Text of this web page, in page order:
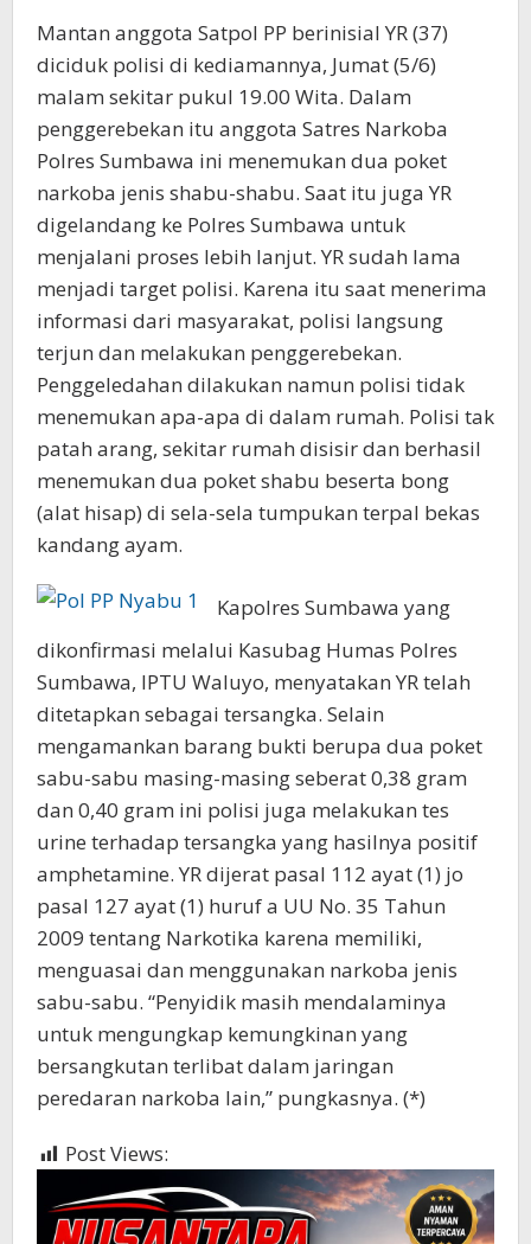
Mantan anggota Satpol PP berinisial YR (37)
diciduk polisi di kediamannya, Jumat (5/6)
malam sekitar pukul 19.00 Wita. Dalam
penggerebekan itu anggota Satres Narkoba
Polres Sumbawa ini menemukan dua poket
narkoba jenis shabu-shabu. Saat itu juga YR
digelandang ke Polres Sumbawa untuk
menjalani proses lebih lanjut. YR sudah lama
menjadi target polisi. Karena itu saat menerima
informasi dari masyarakat, polisi langsung
terjun dan melakukan penggerebekan.
Penggeledahan dilakukan namun polisi tidak
menemukan apa-apa di dalam rumah. Polisi tak
patah arang, sekitar rumah disisir dan berhasil
menemukan dua poket shabu beserta bong
(alat hisap) di sela-sela tumpukan terpal bekas
kandang ayam.
Kapolres Sumbawa yang
dikonfirmasi melalui Kasubag Humas Polres
Sumbawa, IPTU Waluyo, menyatakan YR telah
ditetapkan sebagai tersangka. Selain
mengamankan barang bukti berupa dua poket
sabu-sabu masing-masing seberat 0,38 gram
dan 0,40 gram ini polisi juga melakukan tes
urine terhadap tersangka yang hasilnya positif
amphetamine. YR dijerat pasal 112 ayat (1) jo
pasal 127 ayat (1) huruf a UU No. 35 Tahun
2009 tentang Narkotika karena memiliki,
menguasai dan menggunakan narkoba jenis
sabu-sabu. “Penyidik masih mendalaminya
untuk mengungkap kemungkinan yang
bersangkutan terlibat dalam jaringan
peredaran narkoba lain,” pungkasnya. (*)
Post Views: